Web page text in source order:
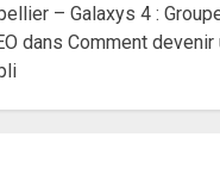
– Galaxys 4 :
dans Comment devenir